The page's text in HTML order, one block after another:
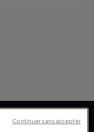
Continuer sans accepter